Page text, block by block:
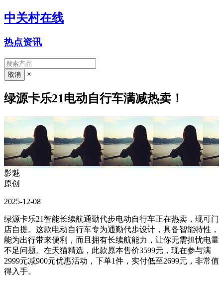
中关村在线
热点资讯
×
绿源卡乐21电动自行车满减热卖！
影魅
原创
2025-12-08
绿源卡乐21智能长续航通勤代步电动自行车正在热卖，现可门
店自提。这款电动自行车专为通勤代步设计，具备智能特性，
能为出行带来便利，而且拥有长续航能力，让你无需担忧电量
不足问题。在天猫精选，此款原本售价3599元，现在参与满
2999元减900元优惠活动，下单1件，实付低至2699元，非常值
得入手。